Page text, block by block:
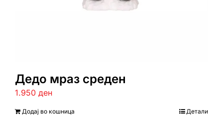
Дедо мраз среден
1.950 ден
Додај во кошница Детали